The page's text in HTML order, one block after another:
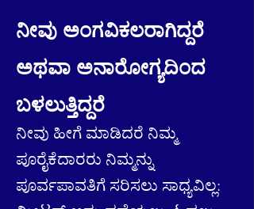
ನೀವು ಅಂಗವಿಕಲರಾಗಿದ್ದರೆ
ಅಥವಾ ಅನಾರೋಗ್ಯದಿಂದ
ಬಳಲುತ್ತಿದ್ದರೆ
ನೀವು ಹೀಗೆ ಮಾಡಿದರೆ ನಿಮ್ಮ
ಪೂರೈಕೆದಾರರು ನಿಮ್ಮನ್ನು
ಪೂರ್ವಪಾವತಿಗೆ ಸರಿಸಲು ಸಾಧ್ಯವಿಲ್ಲ: